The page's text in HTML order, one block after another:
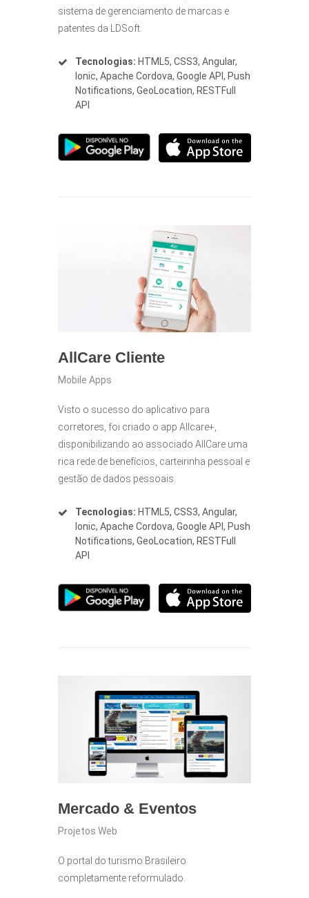
sistema de gerenciamento de marcas e
patentes da LDSoft.
Tecnologias: HTML5, CSS3, Angular,
Ionic, Apache Cordova, Google API, Push
Notifications, GeoLocation, RESTFull
API
AllCare Cliente
Mobile Apps
Visto o sucesso do aplicativo para
corretores, foi criado o app Allcare+,
disponibilizando ao associado AllCare uma
rica rede de benefícios, carteirinha pessoal e
gestão de dados pessoais.
Tecnologias: HTML5, CSS3, Angular,
Ionic, Apache Cordova, Google API, Push
Notifications, GeoLocation, RESTFull
API
Mercado & Eventos
Projetos Web
O portal do turismo Brasileiro
completamente reformulado.